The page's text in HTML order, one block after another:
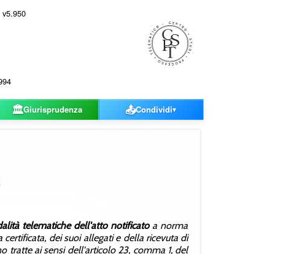
v5.950
🏛️Giurisprudenza 📤Condividi▼
telematiche dell'atto notificatoa norma
dei suoi allegati e della ricevuta di
tratte ai sensi dell'articolo 23, comma 1, del